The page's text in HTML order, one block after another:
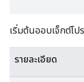
เริ่มต้นออบเจ็กต์โป
รายละเอียด